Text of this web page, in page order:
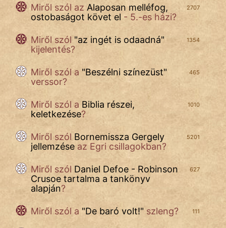
Mese
Mitológia
És
Elbeszélés
Regény
Tanmese
Vers
2707
Miről szól az Alaposan melléfog,
ostobaságot követ el - 5.-es házi?
1354
Miről szól "az ingét is odaadná"
kijelentés?
465
Miről szól a "Beszélni színezüst"
verssor?
1010
Miről szól a Biblia részei,
keletkezése?
5201
Miről szól Bornemissza Gergely
jellemzése az Egri csillagokban?
627
Miről szól Daniel Defoe - Robinson
Crusoe tartalma a tankönyv
alapján?
111
Miről szól a "De baró volt!" szleng?